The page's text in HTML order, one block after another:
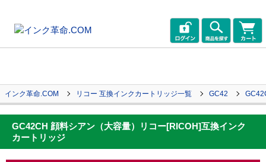
インク革命.COM リコー 互換インクカートリッジ一覧 GC42
GC42CH 顔料シアン（大容量）リコー[RICOH]互換インク
カートリッジ